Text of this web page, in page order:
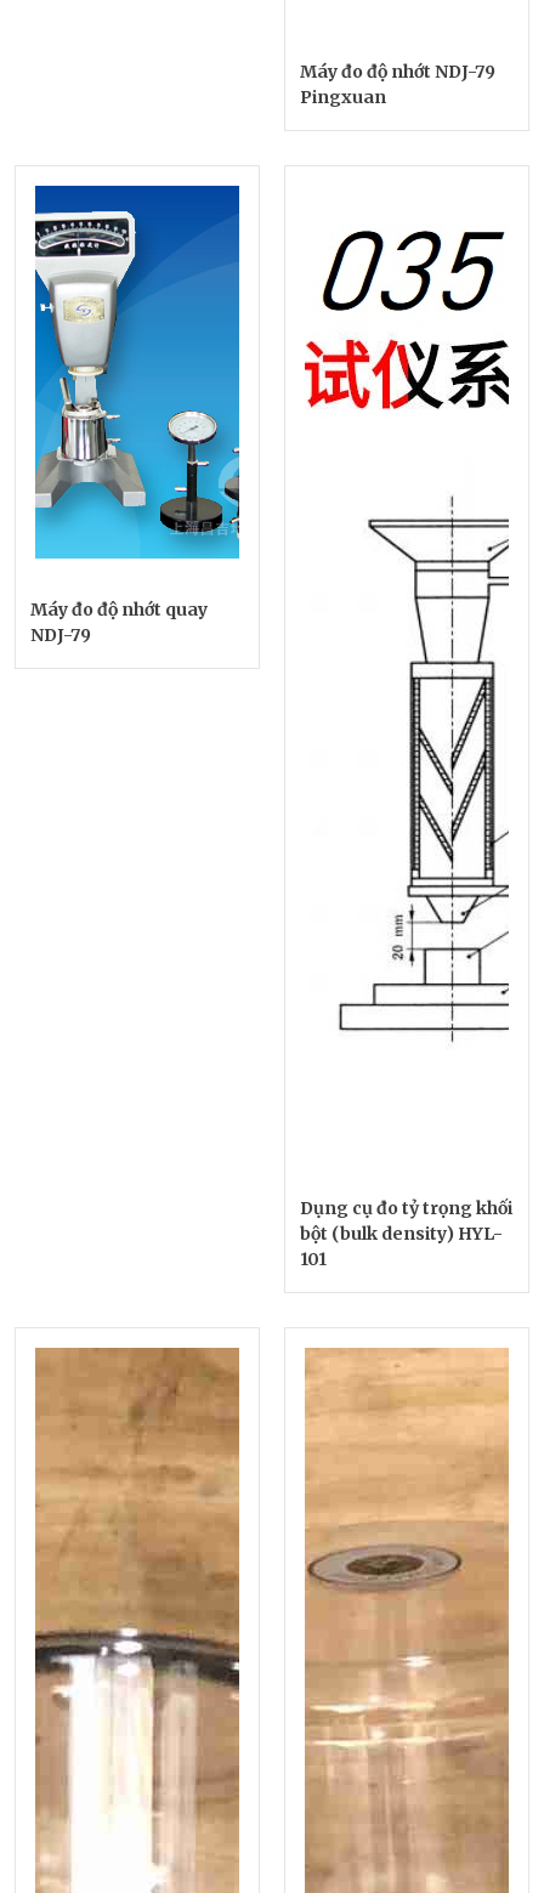
Máy đo độ nhớt NDJ-79
Pingxuan
Máy đo độ nhớt quay
NDJ-79
Dụng cụ đo tỷ trọng khối
bột (bulk density) HYL-
101